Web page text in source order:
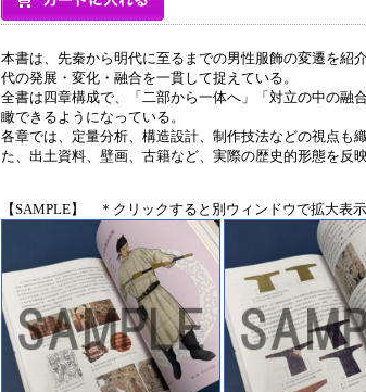
本書は、先秦から明代に至るまでの男性服飾の変遷を紹
代の発展・変化・融合を一貫して捉えている。
全書は四章構成で、「二部から一体へ」「対立の中の融
瞰できるようになっている。
各章では、定量分析、構造設計、制作技法などの視点も
た、出土資料、壁画、古籍など、実際の歴史的形態を反
【SAMPLE】 ＊クリックすると別ウィンドウで拡大表示